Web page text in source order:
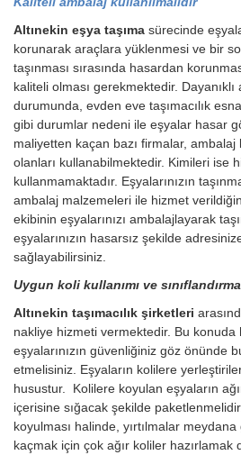
Altınekin eşya taşıma sürecinde
korunarak araçlara yüklenmesi ve bir
taşınması sırasında hasardan
kaliteli olması gerekmektedir. Dayanıklı
durumunda, evden eve taşımacılık
gibi durumlar nedeni ile eşyalar hasar
maliyetten kaçan bazı firmalar,
olanları kullanabilmektedir. Kimileri ise
kullanmamaktadır. Eşyalarınızın
ambalaj malzemeleri ile hizmet
ekibinin eşyalarınızı ambalajlayarak
eşyalarınızın hasarsız şekilde
sağlayabilirsiniz.
Uygun koli kullanımı ve sınıflandırma
Altınekin taşımacılık şirketleri
nakliye hizmeti vermektedir. Bu konuda
eşyalarınızın güvenliğiniz göz önünde
etmelisiniz. Eşyaların kolilere
husustur. Kolilere koyulan eşyaların
içerisine sığacak şekilde
koyulması halinde, yırtılmalar
kaçmak için çok ağır koliler hazırlamak